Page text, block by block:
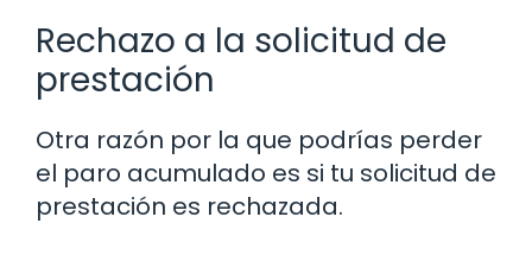
Rechazo a la solicitud de
prestación
Otra razón por la que podrías perder
el paro acumulado es si tu solicitud de
prestación es rechazada.